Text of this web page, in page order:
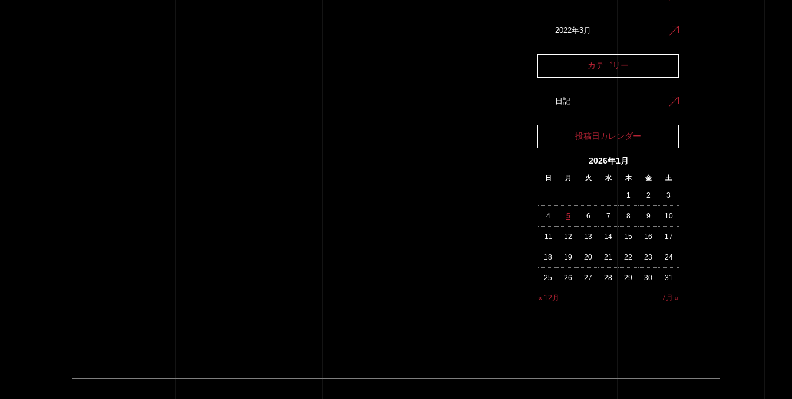
2022年3月
カテゴリー
日記
投稿日カレンダー
2026年1月
日 月 火 水 木 金 土
« 12月 7月 »
1 2 3
4 5 6 7 8 9 10
11 12 13 14 15 16 17
18 19 20 21 22 23 24
25 26 27 28 29 30 31